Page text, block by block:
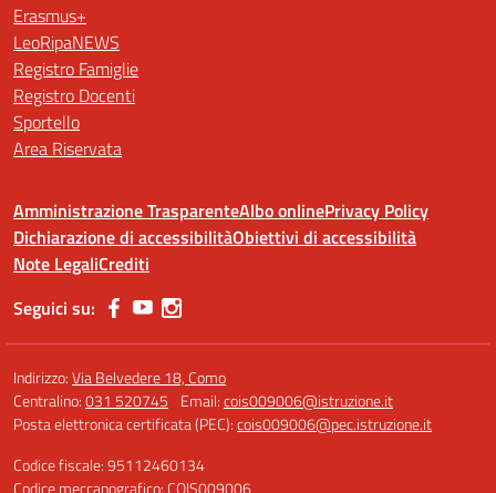
Erasmus+
LeoRipaNEWS
Registro Famiglie
Registro Docenti
Sportello
Area Riservata
Amministrazione TrasparenteAlbo onlinePrivacy Policy
Dichiarazione di accessibilitàObiettivi di accessibilità
Note LegaliCrediti
Seguici su:
Indirizzo:Via Belvedere 18, Como
Centralino:031 520745 Email:cois009006@istruzione.it
Posta elettronica certificata (PEC):cois009006@pec.istruzione.it
Codice fiscale: 95112460134
Codice meccanografico: COIS009006